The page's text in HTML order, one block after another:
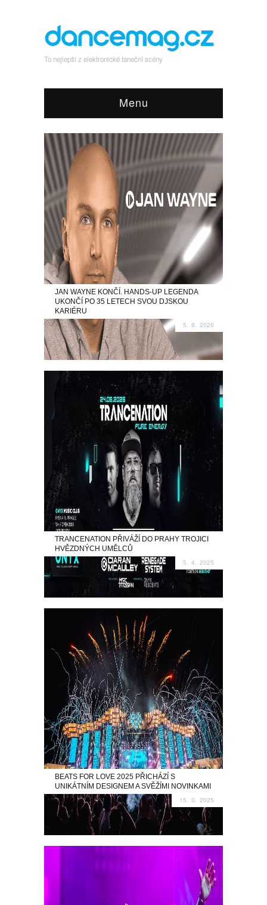
To nejlepší z elektronické taneční scény
Menu
JAN WAYNE KONČÍ. HANDS-UP LEGENDA
UKONČÍ PO 35 LETECH SVOU DJSKOU
KARIÉRU
5. 8. 2026
TRANCENATION PŘIVÁŽÍ DO PRAHY TROJICI
HVĚZDNÝCH UMĚLCŮ
5. 4. 2025
BEATS FOR LOVE 2025 PŘICHÁZÍ S
UNIKÁTNÍM DESIGNEM A SVĚŽÍMI NOVINKAMI
15. 3. 2025